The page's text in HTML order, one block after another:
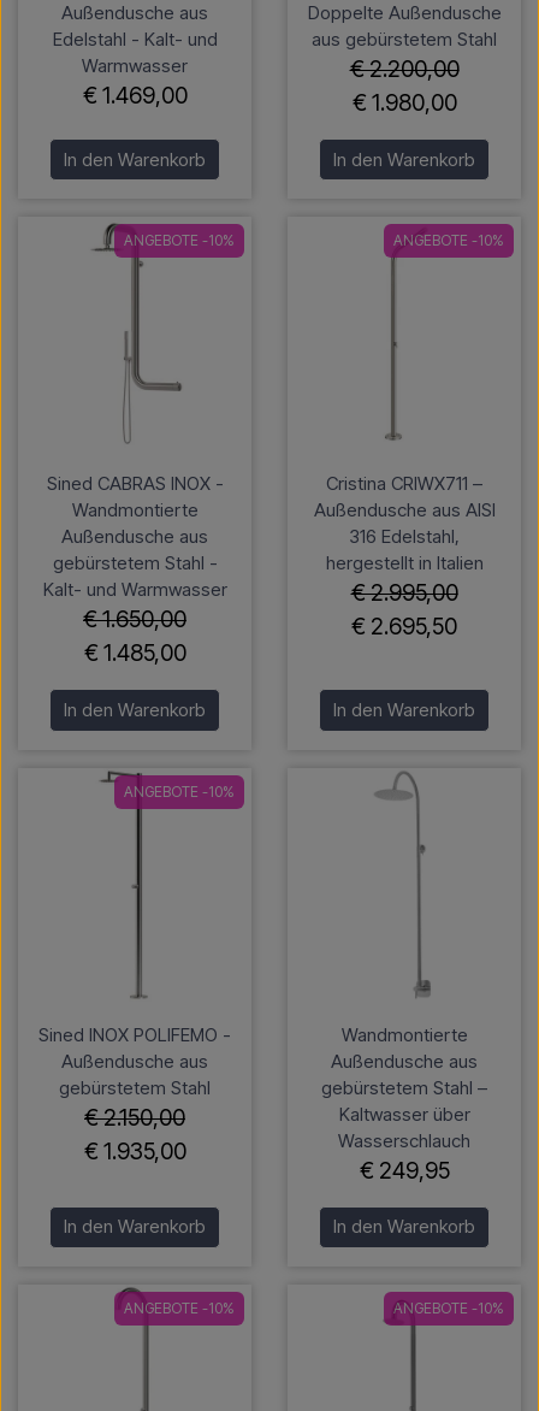
Außendusche aus
Edelstahl - Kalt- und
Warmwasser
€ 1.469,00
In den Warenkorb
Doppelte Außendusche
aus gebürstetem Stahl
€ 2.200,00
€ 1.980,00
In den Warenkorb
ANGEBOTE -10%
Sined CABRAS INOX -
Wandmontierte
Außendusche aus
gebürstetem Stahl -
Kalt- und Warmwasser
€ 1.650,00
€ 1.485,00
In den Warenkorb
ANGEBOTE -10%
Cristina CRIWX711 –
Außendusche aus AISI
316 Edelstahl,
hergestellt in Italien
€ 2.995,00
€ 2.695,50
In den Warenkorb
ANGEBOTE -10%
Sined INOX POLIFEMO -
Außendusche aus
gebürstetem Stahl
€ 2.150,00
€ 1.935,00
In den Warenkorb
Wandmontierte
Außendusche aus
gebürstetem Stahl –
Kaltwasser über
Wasserschlauch
€ 249,95
In den Warenkorb
ANGEBOTE -10% ANGEBOTE -10%